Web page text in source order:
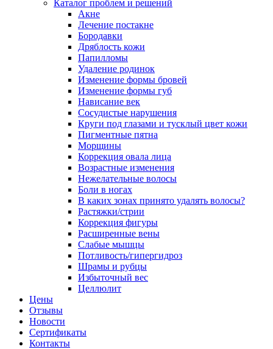
Каталог проблем и решений
Акне
Лечение постакне
Бородавки
Дряблость кожи
Папилломы
Удаление родинок
Изменение формы бровей
Изменение формы губ
Нависание век
Сосудистые нарушения
Круги под глазами и тусклый цвет кожи
Пигментные пятна
Морщины
Коррекция овала лица
Возрастные изменения
Нежелательные волосы
Боли в ногах
В каких зонах принято удалять волосы?
Растяжки/стрии
Коррекция фигуры
Расширенные вены
Слабые мышцы
Потливость/гипергидроз
Шрамы и рубцы
Избыточный вес
Целлюлит
Цены
Отзывы
Новости
Сертификаты
Контакты